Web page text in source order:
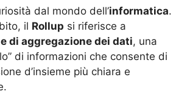
dal mondo dell’informatica.
il Rollup si riferisce a
di aggregazione dei dati, una
di informazioni che consente di
d’insieme più chiara e